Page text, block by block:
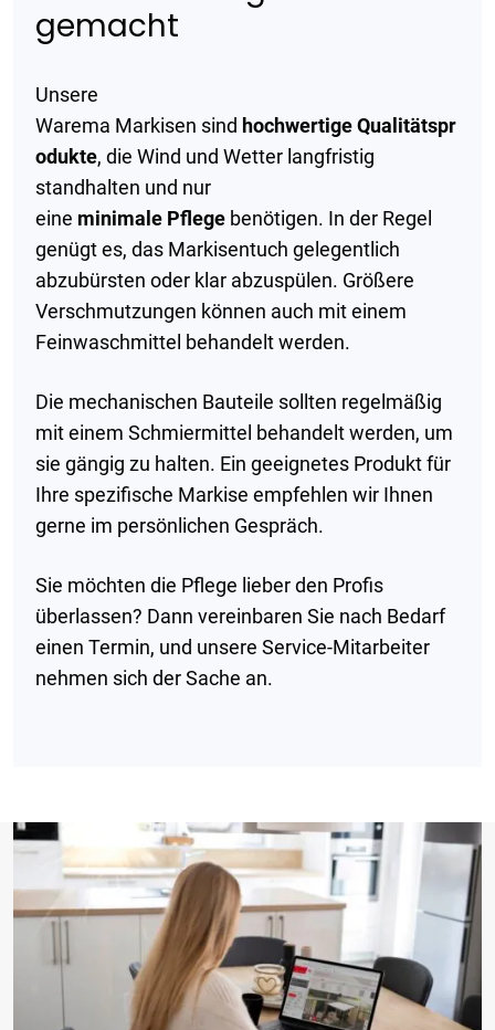
gemacht
Unsere
Warema Markisen sind hochwertigeQualitätspr
odukte, die Wind und Wetter langfristig
standhalten und nur
eine minimale Pflege benötigen. In der Regel
genügt es, das Markisentuch gelegentlich
abzubürsten oder klar abzuspülen. Größere
Verschmutzungen können auch mit einem
Feinwaschmittel behandelt werden.
Die mechanischen Bauteile sollten regelmäßig
mit einem Schmiermittel behandelt werden, um
sie gängig zu halten. Ein geeignetes Produkt für
Ihre spezifische Markise empfehlen wir Ihnen
gerne im persönlichen Gespräch.
Sie möchten die Pflege lieber den Profis
überlassen? Dann vereinbaren Sie nach Bedarf
einen Termin, und unsere Service-Mitarbeiter
nehmen sich der Sache an.